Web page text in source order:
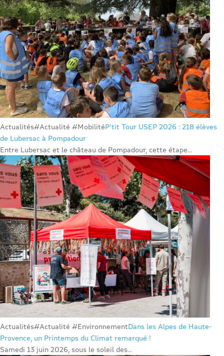
Actualités#Actualité #MobilitéP’tit Tour USEP 2026 : 218 élèves
de Lubersac à Pompadour
Entre Lubersac et le château de Pompadour, cette étape...
Actualités#Actualité #EnvironnementDans les Alpes de Haute-
Provence, un Printemps du Climat remarqué !
Samedi 13 juin 2026, sous le soleil des...